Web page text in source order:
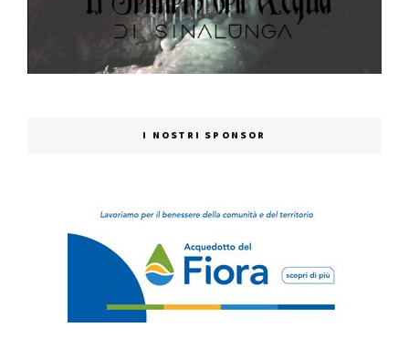
I NOSTRI SPONSOR